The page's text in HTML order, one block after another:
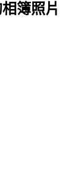
簿照片